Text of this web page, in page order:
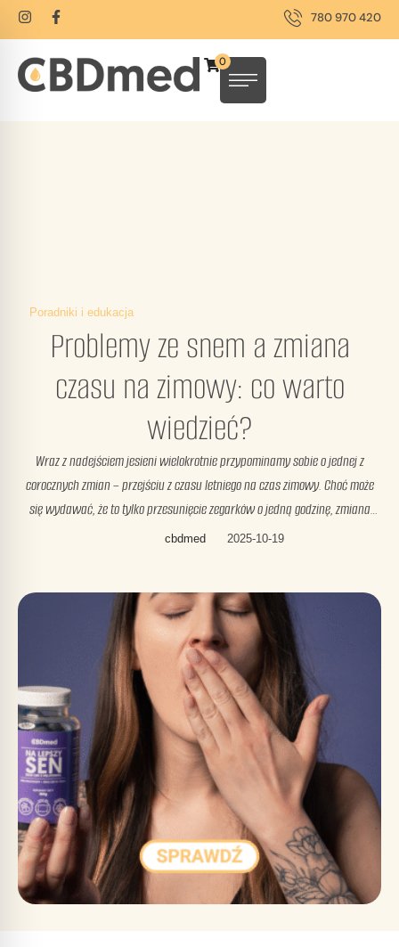
780 970 420
0
Poradniki i edukacja
Problemy ze snem a zmiana
czasu na zimowy: co warto
wiedzieć?
Wraz z nadejściem jesieni wielokrotnie przypominamy sobie o jednej z
corocznych zmian – przejściu z czasu letniego na czas zimowy. Choć może
się wydawać, że to tylko przesunięcie zegarków o jedną godzinę, zmiana
czasu może mieć realny wpływ na jakość snu, rytm dobowy i ogólne
cbdmed 2025-10-19